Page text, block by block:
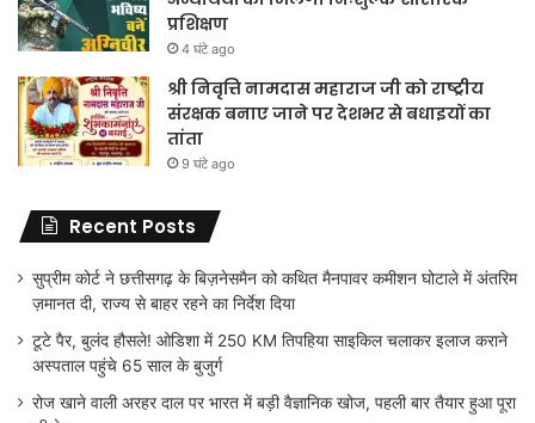
प्रशिक्षण
4 घंटे ago
श्री निवृत्ति नामदास महाराज जी को राष्ट्रीय
संरक्षक बनाए जाने पर देशभर से बधाइयों का
तांता
9 घंटे ago
Recent Posts
सुप्रीम कोर्ट ने छत्तीसगढ़ के बिज़नेसमैन को कथित मैनपावर कमीशन घोटाले में अंतरिम
ज़मानत दी, राज्य से बाहर रहने का निर्देश दिया
टूटे पैर, बुलंद हौसले! ओडिशा में 250 KM तिपहिया साइकिल चलाकर इलाज कराने
अस्पताल पहुंचे 65 साल के बुजुर्ग
रोज खाने वाली अरहर दाल पर भारत में बड़ी वैज्ञानिक खोज, पहली बार तैयार हुआ पूरा